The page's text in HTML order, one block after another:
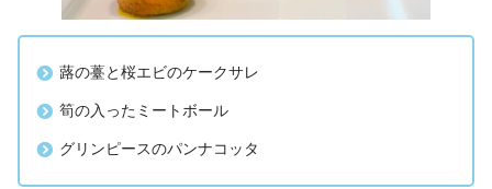
蕗の薹と桜エビのケークサレ
筍の入ったミートボール
グリンピースのパンナコッタ